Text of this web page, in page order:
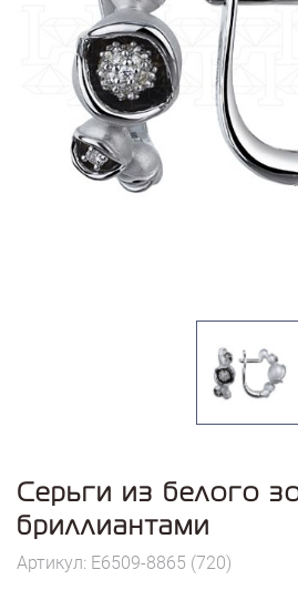
Серьги из белого
бриллиантами
Артикул: E6509-8865 (720)